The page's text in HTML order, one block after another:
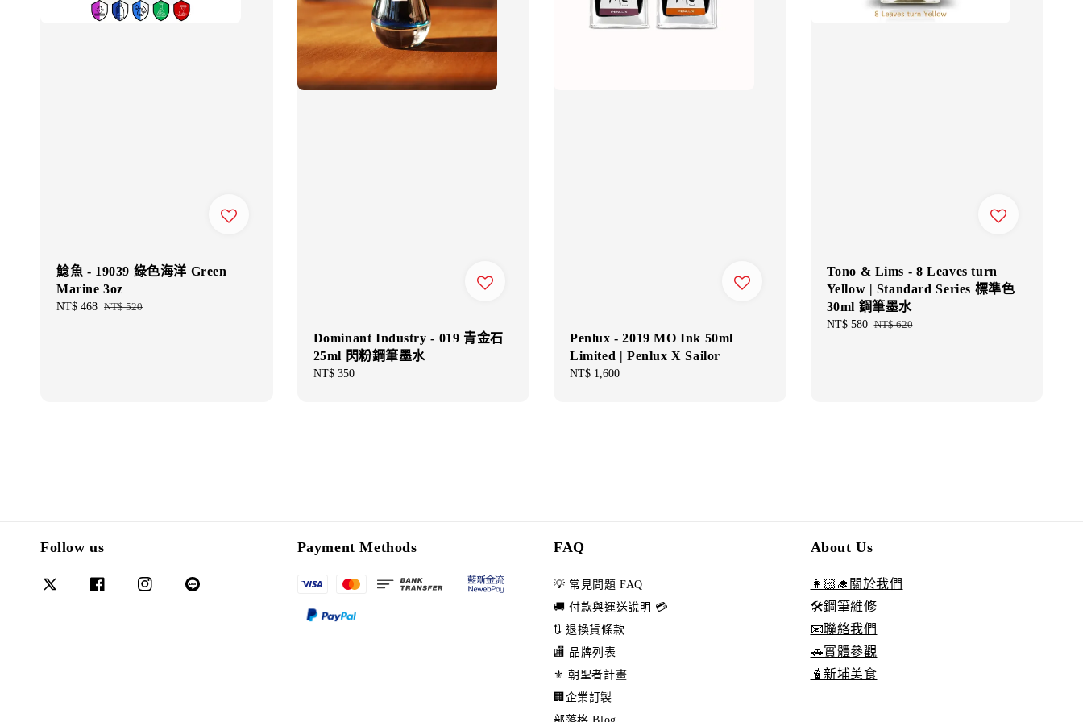
鯰魚 - 19039 綠色海洋 Green
Marine 3oz
Sale
NT$ 468 Regular
NT$ 520
Dominant Industry - 019 青金石
25ml 閃粉鋼筆墨水
Regular
NT$ 350
Penlux - 2019 MO Ink 50ml
Limited | Penlux X Sailor
Regular
NT$ 1,600
Tono & Lims - 8 Leaves turn
Yellow | Standard Series 標準色
30ml 鋼筆墨水
Sale
NT$ 580 Regular
NT$ 620
Follow us Payment Methods FAQ
💡 常見問題 FAQ
🚚 付款與運送說明 💳
🔃 退換貨條款
🏬 品牌列表
⚜️ 朝聖者計畫
🏢企業訂製
About Us
👩🏻‍🎓關於我們
🛠️鋼筆維修
📧聯絡我們
🚗實體參觀
🧋新埔美食